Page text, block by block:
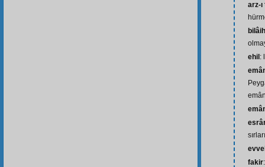
arz-
ehil :
sırları
fakir